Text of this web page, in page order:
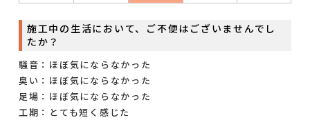
施工中の生活において、ご不便はございませんでし
たか？
騒音：ほぼ気にならなかった
臭い：ほぼ気にならなかった
足場：ほぼ気にならなかった
工期：とても短く感じた